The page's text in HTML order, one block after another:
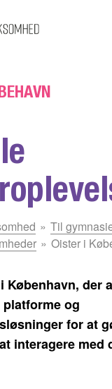
Til
Oister i
København, der
og
for at
interagere med